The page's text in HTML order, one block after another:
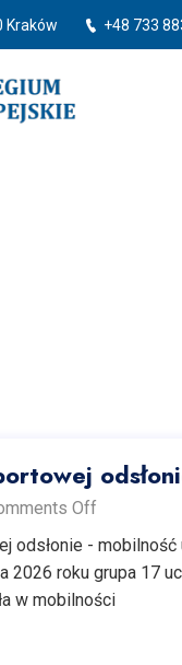
Kraków +48 733
Off
odsłonie -
2026 roku grupa 17
w mobilności